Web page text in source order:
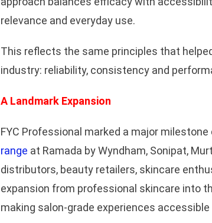
relevance and everyday use.
This reflects the same principles that
industry: reliability, consistency and
A Landmark Expansion
FYC Professional marked a major milestone
range at Ramada by Wyndham, Sonipat,
distributors, beauty retailers, skincare
expansion from professional skincare into
making salon-grade experiences